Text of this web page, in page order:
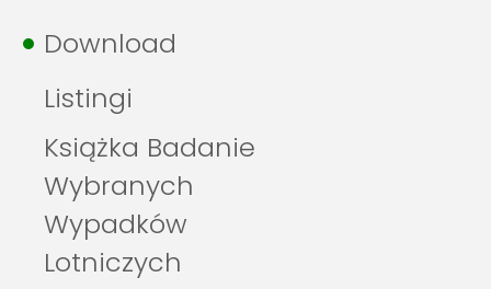
Download
Listingi
Książka Badanie
Wybranych
Wypadków
Lotniczych